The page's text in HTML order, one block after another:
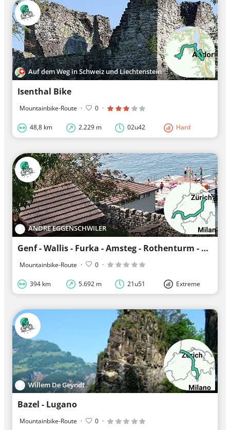
Auf dem Weg in Schweiz und Liechtenstein
Isenthal Bike
Mountainbike-Route · 0 ·
48,8 km 2.229 m 02u42 Hard
ANDRE EGGENSCHWILER
Genf - Wallis - Furka - Amsteg - Rothenturm - Stäfa
Mountainbike-Route · 0 ·
394 km 5.692 m 21u51 Extreme
Willem De Geyndt
Bazel - Lugano
Mountainbike-Route · 0 ·